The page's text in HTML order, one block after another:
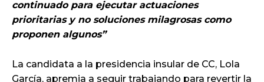
continuado para ejecutar actuaciones
prioritarias y no soluciones milagrosas como
proponen algunos”
La candidata a la presidencia insular de CC, Lola
García, apremia a seguir trabajando para revertir la